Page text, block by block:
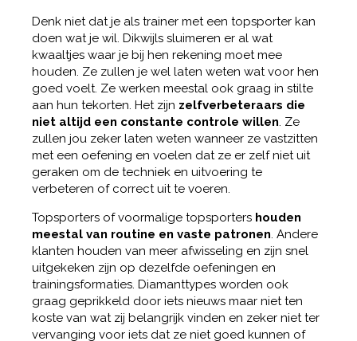
Denk niet dat je als trainer met een topsporter kan
doen wat je wil. Dikwijls sluimeren er al wat
kwaaltjes waar je bij hen rekening moet mee
houden. Ze zullen je wel laten weten wat voor hen
goed voelt. Ze werken meestal ook graag in stilte
aan hun tekorten. Het zijn zelfverbeteraars die
niet altijd een constante controle willen. Ze
zullen jou zeker laten weten wanneer ze vastzitten
met een oefening en voelen dat ze er zelf niet uit
geraken om de techniek en uitvoering te
verbeteren of correct uit te voeren.
Topsporters of voormalige topsporters houden
meestal van routine en vaste patronen. Andere
klanten houden van meer afwisseling en zijn snel
uitgekeken zijn op dezelfde oefeningen en
trainingsformaties. Diamanttypes worden ook
graag geprikkeld door iets nieuws maar niet ten
koste van wat zij belangrijk vinden en zeker niet ter
vervanging voor iets dat ze niet goed kunnen of